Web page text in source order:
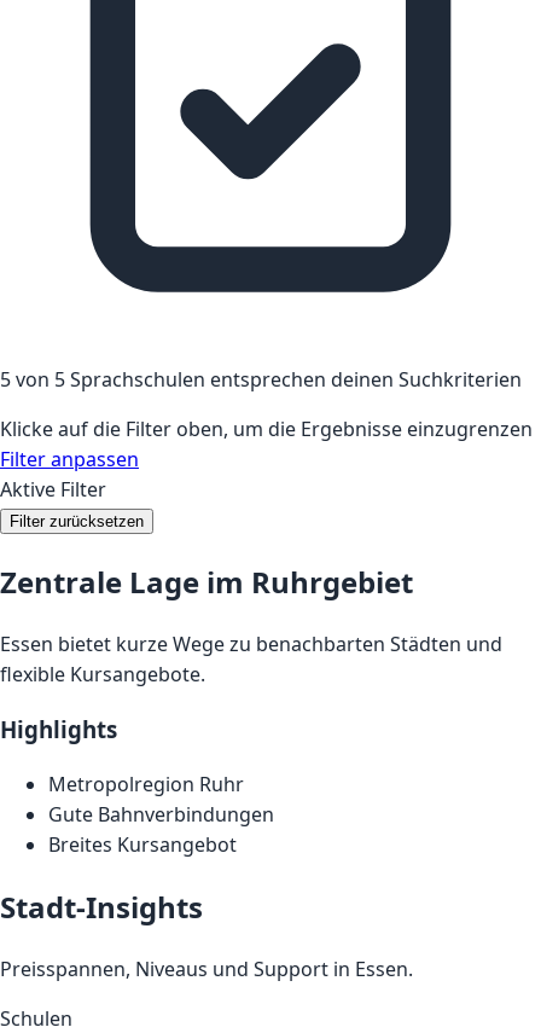
5 von 5 Sprachschulen entsprechen deinen Suchkriterien
Klicke auf die Filter oben, um die Ergebnisse einzugrenzen
Filter anpassen
Aktive Filter
Filter zurücksetzen
Zentrale Lage im Ruhrgebiet
Essen bietet kurze Wege zu benachbarten Städten und
flexible Kursangebote.
Highlights
Metropolregion Ruhr
Gute Bahnverbindungen
Breites Kursangebot
Stadt-Insights
Preisspannen, Niveaus und Support in Essen.
Schulen